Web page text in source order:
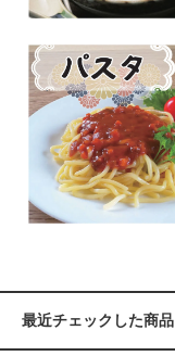
最近チェックした商品